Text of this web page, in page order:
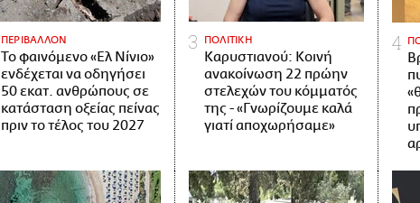
ΠΕΡΙΒΑΛΛΟΝ
Το φαινόμενο «Ελ Νίνιο»
ενδέχεται να οδηγήσει
50 εκατ. ανθρώπους σε
κατάσταση οξείας πείνας
πριν το τέλος του 2027
ΠΟΛΙΤΙΚΗ
Καρυστιανού: Κοινή
ανακοίνωση 22 πρώην
στελεχών του κόμματός
της - «Γνωρίζουμε καλά
γιατί αποχωρήσαμε»